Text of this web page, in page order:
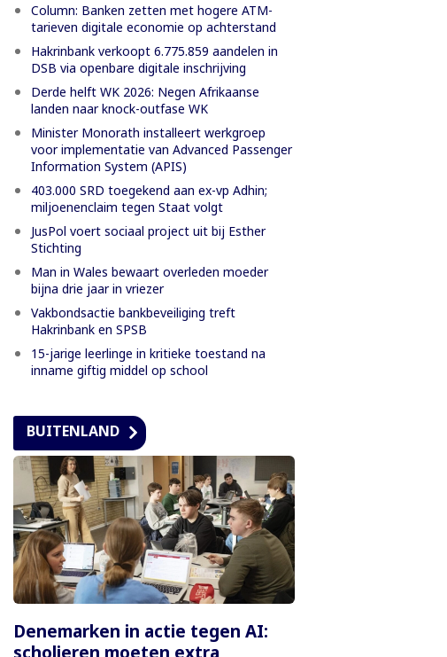
Column: Banken zetten met hogere ATM-
tarieven digitale economie op achterstand
Hakrinbank verkoopt 6.775.859 aandelen in
DSB via openbare digitale inschrijving
Derde helft WK 2026: Negen Afrikaanse
landen naar knock-outfase WK
Minister Monorath installeert werkgroep
voor implementatie van Advanced Passenger
Information System (APIS)
403.000 SRD toegekend aan ex-vp Adhin;
miljoenenclaim tegen Staat volgt
JusPol voert sociaal project uit bij Esther
Stichting
Man in Wales bewaart overleden moeder
bijna drie jaar in vriezer
Vakbondsactie bankbeveiliging treft
Hakrinbank en SPSB
15-jarige leerlinge in kritieke toestand na
inname giftig middel op school
BUITENLAND
Denemarken in actie tegen AI:
scholieren moeten extra